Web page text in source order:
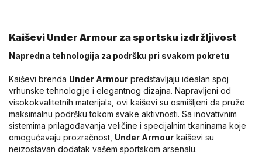
Kaiševi Under Armour za sportsku izdržljivost
Napredna tehnologija za podršku pri svakom pokretu
Kaiševi brenda Under Armour predstavljaju idealan spoj
vrhunske tehnologije i elegantnog dizajna. Napravljeni od
visokokvalitetnih materijala, ovi kaiševi su osmišljeni da pruže
maksimalnu podršku tokom svake aktivnosti. Sa inovativnim
sistemima prilagođavanja veličine i specijalnim tkaninama koje
omogućavaju prozračnost, Under Armour kaiševi su
neizostavan dodatak vašem sportskom arsenalu.